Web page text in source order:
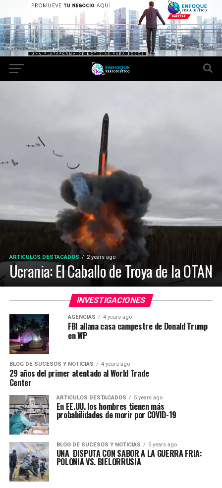
ARTICULOS DESTACADOS 2 years ago
Ucrania: El Caballo de Troya de la OTAN
INVESTIGACIONES
AGENCIAS 4 years ago
FBI allana casa campestre de Donald Trump
en WP
BLOG DE SUCESOS Y NOTICIAS 4 years ago
29 años del primer atentado al World Trade
Center
ARTICULOS DESTACADOS 5 years ago
En EE.UU. los hombres tienen más
probabilidades de morir por COVID-19
BLOG DE SUCESOS Y NOTICIAS 5 years ago
UNA DISPUTA CON SABOR A LA GUERRA FRIA:
POLONIA VS. BIELORRUSIA